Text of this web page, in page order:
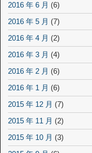
2016 年 6 月 (6)
2016 年 5 月 (7)
2016 年 4 月 (2)
2016 年 3 月 (4)
2016 年 2 月 (6)
2016 年 1 月 (6)
2015 年 12 月 (7)
2015 年 11 月 (2)
2015 年 10 月 (3)